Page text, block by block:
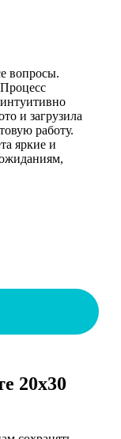
вопросы.
Процесс
и загрузила
работу.
яркие и
20х30